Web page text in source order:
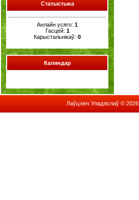
Cтатыстыка
Анлайн усяго: 1
Гасцей: 1
Карыстальнікаў: 0
Каляндар
Лаўцэвіч Уладзіслаў © 2026